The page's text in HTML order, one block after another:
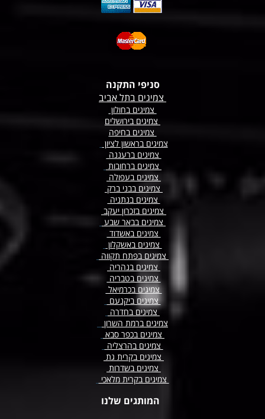
סניפי התקנה
צמיגים בתל אביב
צמיגים בחולון
צמיגים בירושלים
צמיגים בחיפה
צמיגים בראשון לציון
צמיגים ברעננה
צמיגים ברחובות
צמיגים בעפולה
צמיגים בבני ברק
צמיגים בנתניה
צמיגים בזכרון יעקב
צמיגים בבאר שבע
צמיגים באשדוד
צמיגים באשקלון
צמיגים בפתח תקווה
צמיגים בנהריה
צמיגים בטבריה
צמיגים בכרמיאל
צמיגים ביקנעם
צמיגים בחדרה
צמיגים ברמת השרון
צמיגים בכפר סבא
צמיגים בהרצליה
צמיגים בקרית גת
צמיגים בשדרות
צמיגים בקרית מלאכי
המותגים שלנו